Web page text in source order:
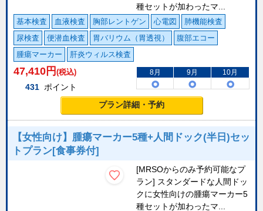
種セットが加わったマ...
基本検査 血液検査 胸部レントゲン 心電図
肺機能検査
尿検査
便潜血検査 胃バリウム（胃透視）
腹部エコー
腫瘍マーカー
肝炎ウィルス検査
47,410 円 (税込)
431 ポイント
8月 9月 10月
プラン詳細・予約
【女性向け】腫瘍マーカー5種+人間ドック(半日)セッ
トプラン[食事券付]
[MRSOからのみ予約可能なプ
ラン] スタンダードな人間ドッ
クに女性向けの腫瘍マーカー5
種セットが加わったマ...